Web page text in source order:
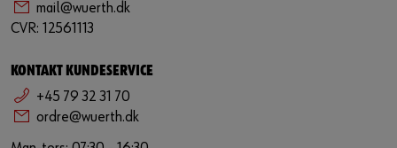
mail@wuerth.dk
CVR: 12561113
KONTAKT KUNDESERVICE
+45 79 32 31 70
ordre@wuerth.dk